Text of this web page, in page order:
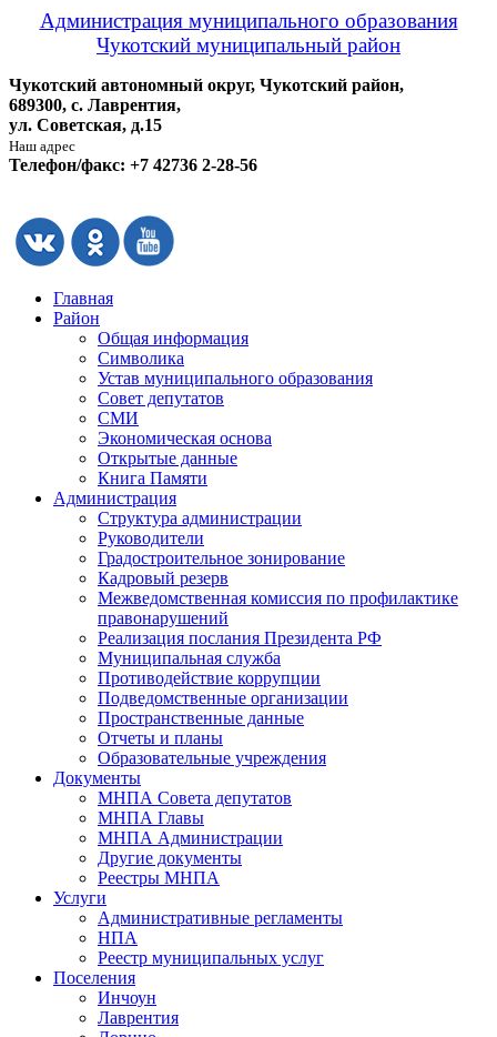
Администрация муниципального образования
Чукотский муниципальный район
Чукотский автономный округ, Чукотский район,
689300, с. Лаврентия,
ул. Советская, д.15
Наш адрес
Телефон/факс: +7 42736 2-28-56
Главная
Район
Общая информация
Символика
Устав муниципального образования
Совет депутатов
СМИ
Экономическая основа
Открытые данные
Книга Памяти
Администрация
Структура администрации
Руководители
Градостроительное зонирование
Кадровый резерв
Межведомственная комиссия по профилактике
правонарушений
Реализация послания Президента РФ
Муниципальная служба
Противодействие коррупции
Подведомственные организации
Пространственные данные
Отчеты и планы
Образовательные учреждения
Документы
МНПА Совета депутатов
МНПА Главы
МНПА Администрации
Другие документы
Реестры МНПА
Услуги
Административные регламенты
НПА
Реестр муниципальных услуг
Поселения
Инчоун
Лаврентия